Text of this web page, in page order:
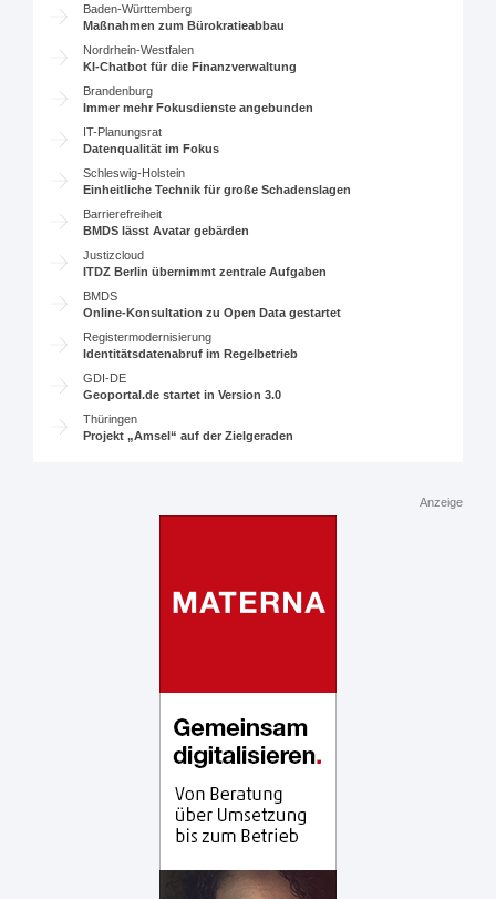
Baden-Württemberg
Maßnahmen zum Bürokratieabbau
Nordrhein-Westfalen
KI-Chatbot für die Finanzverwaltung
Brandenburg
Immer mehr Fokusdienste angebunden
IT-Planungsrat
Datenqualität im Fokus
Schleswig-Holstein
Einheitliche Technik für große Schadenslagen
Barrierefreiheit
BMDS lässt Avatar gebärden
Justizcloud
ITDZ Berlin übernimmt zentrale Aufgaben
BMDS
Online-Konsultation zu Open Data gestartet
Registermodernisierung
Identitätsdatenabruf im Regelbetrieb
GDI-DE
Geoportal.de startet in Version 3.0
Thüringen
Projekt „Amsel“ auf der Zielgeraden
Anzeige